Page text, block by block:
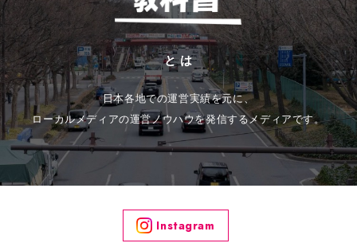
と は
日本各地での運営実績を元に、
ローカルメディアの運営ノウハウを発信するメディアです。
Instagram